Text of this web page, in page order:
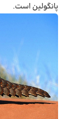
پانگولین است.